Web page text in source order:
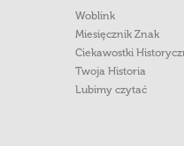
Woblink
Miesięcznik Znak
Ciekawostki
Twoja Historia
Lubimy czytać